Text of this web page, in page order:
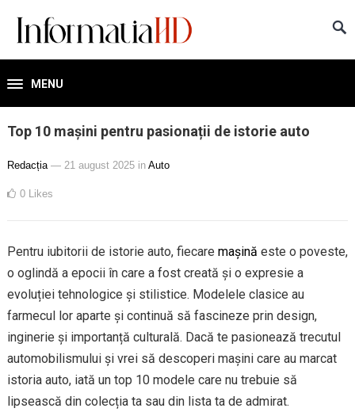
MENU
Top 10 mașini pentru pasionații de istorie auto
Redacția — 21 august 2025 in Auto
0 Likes
Pentru iubitorii de istorie auto, fiecare mașină este o poveste,
o oglindă a epocii în care a fost creată și o expresie a
evoluției tehnologice și stilistice. Modelele clasice au
farmecul lor aparte și continuă să fascineze prin design,
inginerie și importanță culturală. Dacă te pasionează trecutul
automobilismului și vrei să descoperi mașini care au marcat
istoria auto, iată un top 10 modele care nu trebuie să
lipsească din colecția ta sau din lista ta de admirat.